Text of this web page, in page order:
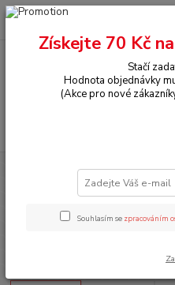
OBLEČENÍ TÍLKA, TRIČKA
Trička s
Získejte 70 Kč
Stačí
Hodnota objednávky
(Akce pro nové
Souhlasím se zpracováním